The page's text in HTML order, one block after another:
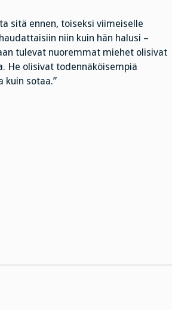
sitä ennen, toiseksi viimeiselle
niin kuin hän halusi –
tulevat nuoremmat miehet olisivat
He olisivat todennäköisempiä
kuin sotaa.”